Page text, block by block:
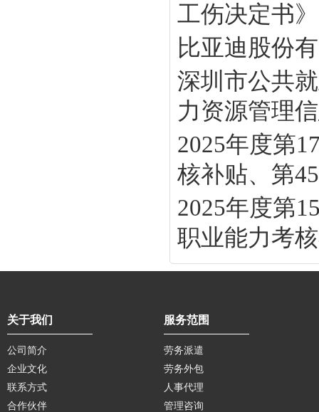
工伤决定书
比亚迪股份
深圳市公共
力资源管理
2025年度第
核补贴、第
2025年度第
职业能力考
关于我们
公司简介
企业文化
联系方式
合作伙伴
服务范围
劳务派遣
劳务外包
人事代理
管理咨询